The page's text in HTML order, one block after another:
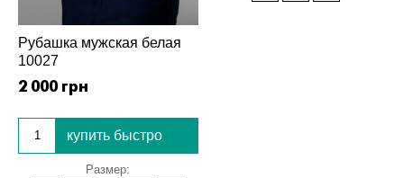
Рубашка мужская белая
10027
2 000 грн
купить быстро
Размер: